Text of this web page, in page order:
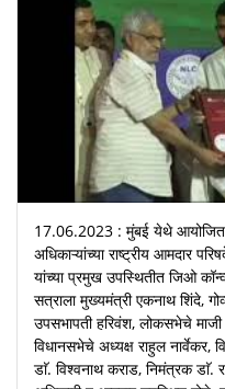
17.06.2023 : मुंबई येथे आयोजित
अधिकाऱ्यांच्या राष्ट्रीय आमदार
यांच्या प्रमुख उपस्थितीत जिओ
सत्राला मुख्यमंत्री एकनाथ शिंदे,
उपसभापती हरिवंश, लोकसभेचे माजी
विधानसभेचे अध्यक्ष राहुल नार्वेकर,
डाॅ. विश्वनाथ कराड, निमंत्रक डाॅ.